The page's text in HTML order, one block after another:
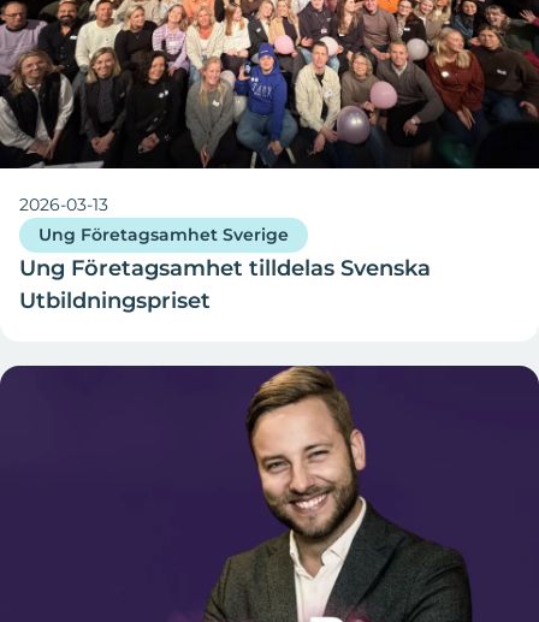
2026-03-13
Ung Företagsamhet Sverige
Ung Företagsamhet tilldelas Svenska
Utbildningspriset